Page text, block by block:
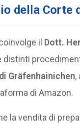
della Corte
il Dott.
distinti
Gräfenhainichen,
di Amazon.
la vendita di